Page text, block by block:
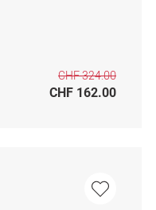
CHF 324.00
CHF 162.00